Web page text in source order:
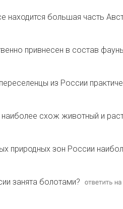
находится большая часть
привнесен в состав
из России
схож животный и
природных зон России
занята болотами?